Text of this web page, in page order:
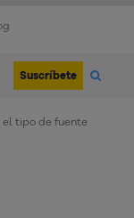
Suscríbete
el tipo de fuente